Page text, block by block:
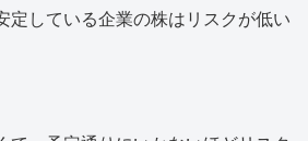
定している企業の株はリスクが低い